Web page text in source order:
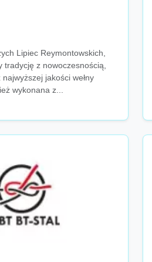
Lipiec Reymontowskich,
tradycję z nowoczesnością,
jakości wełny
wykonana z...